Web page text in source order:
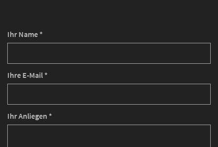
Ihr Name *
Ihre E-Mail *
Ihr Anliegen *